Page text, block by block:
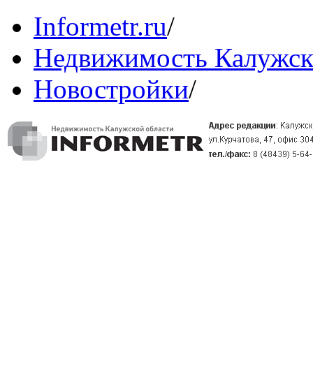
Informetr.ru/
Недвижимость
Новостройки/